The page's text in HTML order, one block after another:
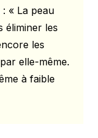
: « La peau
éliminer les
les
elle-même.
à faible